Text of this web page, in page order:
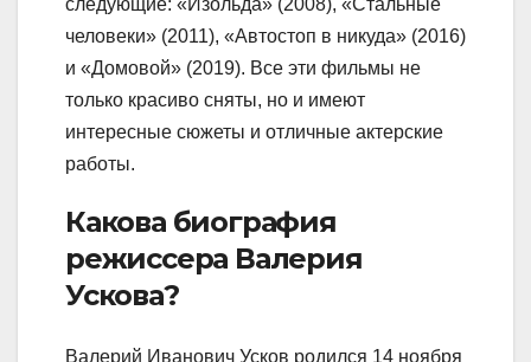
следующие: «Изольда» (2008), «Стальные
человеки» (2011), «Автостоп в никуда» (2016)
и «Домовой» (2019). Все эти фильмы не
только красиво сняты, но и имеют
интересные сюжеты и отличные актерские
работы.
Какова биография
режиссера Валерия
Ускова?
Валерий Иванович Усков родился 14 ноября